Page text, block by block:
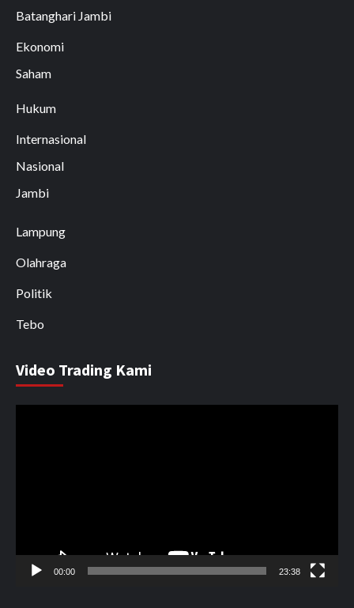
Batanghari Jambi
Ekonomi
Saham
Hukum
Internasional
Nasional
Jambi
Lampung
Olahraga
Politik
Tebo
Video Trading Kami
00:00 23:38